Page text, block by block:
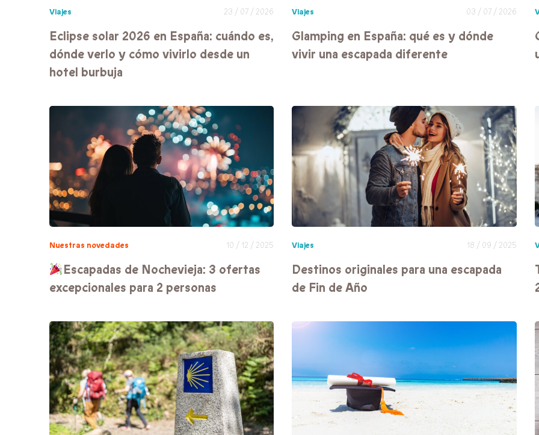
Viajes 23 / 07 / 2026
Eclipse solar 2026 en España: cuándo es,
dónde verlo y cómo vivirlo desde un
hotel burbuja
Viajes 03 / 07 / 2026
Glamping en España: qué es y dónde
vivir una escapada diferente
Nuestras novedades 10 / 12 / 2025
Escapadas de Nochevieja: 3 ofertas
excepcionales para 2 personas
Viajes 18 / 09 / 2025
Destinos originales para una escapada
de Fin de Año